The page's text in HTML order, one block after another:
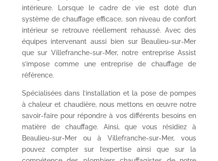
intérieure. Lorsque le cadre de vie est doté d’un
système de chauffage efficace, son niveau de confort
intérieur se retrouve réellement rehaussé. Avec des
équipes intervenant aussi bien sur Beaulieu-sur-Mer
que sur Villefranche-sur-Mer, notre entreprise Assist
s’impose comme une entreprise de chauffage de
référence.
Spécialisées dans l’installation et la pose de pompes
à chaleur et chaudière, nous mettons en œuvre notre
savoir-faire pour répondre à vos différents besoins en
matière de chauffage. Ainsi, que vous résidiez à
Beaulieu-sur-Mer ou à Villefranche-sur-Mer, vous
pouvez compter sur l’expertise ainsi que sur la